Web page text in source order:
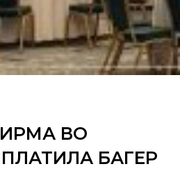
ВО
БАГЕР